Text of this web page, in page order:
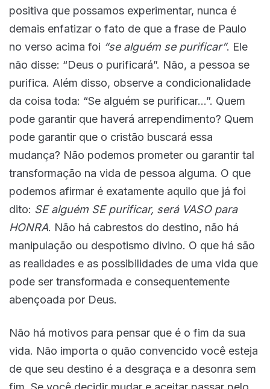
positiva que possamos experimentar, nunca é
demais enfatizar o fato de que a frase de Paulo
no verso acima foi “se alguém se purificar”. Ele
não disse: “Deus o purificará”. Não, a pessoa se
purifica. Além disso, observe a condicionalidade
da coisa toda: “Se alguém se purificar…”. Quem
pode garantir que haverá arrependimento? Quem
pode garantir que o cristão buscará essa
mudança? Não podemos prometer ou garantir tal
transformação na vida de pessoa alguma. O que
podemos afirmar é exatamente aquilo que já foi
dito: SE alguém SE purificar, será VASO para
HONRA. Não há cabrestos do destino, não há
manipulação ou despotismo divino. O que há são
as realidades e as possibilidades de uma vida que
pode ser transformada e consequentemente
abençoada por Deus.
Não há motivos para pensar que é o fim da sua
vida. Não importa o quão convencido você esteja
de que seu destino é a desgraça e a desonra sem